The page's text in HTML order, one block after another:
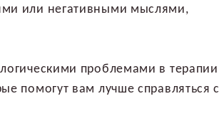
или негативными мыслями,
проблемами в терапии
помогут вам лучше справляться с